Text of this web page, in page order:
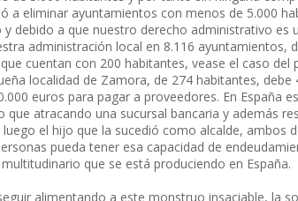
a eliminar ayuntamientos con menos de 5.000
debido a que nuestro derecho administrativo es
administración local en 8.116 ayuntamientos,
cuentan con 200 habitantes, vease el caso del
localidad de Zamora, de 274 habitantes, debe
euros para pagar a proveedores. En España
atracando una sucursal bancaria y además
el hijo que la sucedió como alcalde, ambos
pueda tener esa capacidad de
que se está produciendo en España.
alimentando a este monstruo insaciable, la